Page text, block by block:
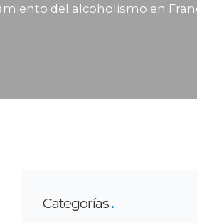
del alcoholismo en
Categorías